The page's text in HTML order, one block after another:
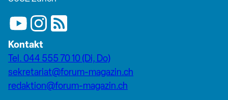
Kontakt
Tel. 044 555 70 10 (Di, Do)
sekretariat@forum-magazin.ch
redaktion@forum-magazin.ch